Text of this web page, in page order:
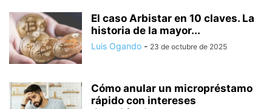
El caso Arbistar en 10 claves. La
historia de la mayor...
Luis Ogando - 23 de octubre de 2025
Cómo anular un micropréstamo
rápido con intereses